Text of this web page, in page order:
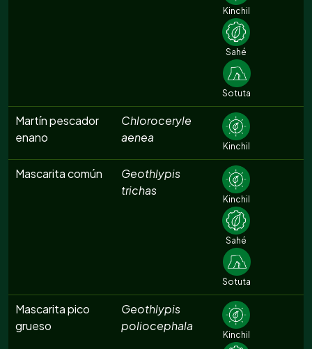
Kinchil
Sahé
Sotuta
Martín pescador
enano
Chloroceryle
aenea
Kinchil
Mascarita común
Geothlypis
trichas
Kinchil
Sahé
Sotuta
Mascarita pico
grueso
Geothlypis
poliocephala
Kinchil